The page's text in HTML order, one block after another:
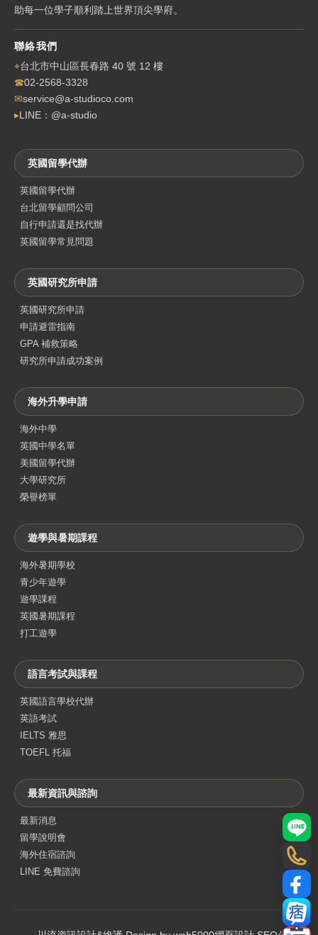
助每一位學子順利踏上世界頂尖學府。
聯絡我們
⌖台北市中山區長春路 40 號 12 樓
☎02-2568-3328
✉service@a-studioco.com
▸LINE：@a-studio
英國留學代辦
英國留學代辦
台北留學顧問公司
自行申請還是找代辦
英國留學常見問題
英國研究所申請
英國研究所申請
申請避雷指南
GPA 補救策略
研究所申請成功案例
海外升學申請
海外中學
英國中學名單
美國留學代辦
大學研究所
榮譽榜單
遊學與暑期課程
海外暑期學校
青少年遊學
遊學課程
英國暑期課程
打工遊學
語言考試與課程
英國語言學校代辦
英語考試
IELTS 雅思
TOEFL 托福
最新資訊與諮詢
最新消息
留學說明會
海外住宿諮詢
LINE 免費諮詢
LINE
電話
部落